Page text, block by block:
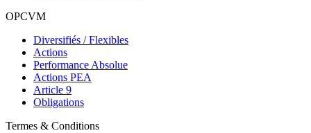
OPCVM
Diversifiés / Flexibles
Actions
Performance Absolue
Actions PEA
Article 9
Obligations
Termes & Conditions